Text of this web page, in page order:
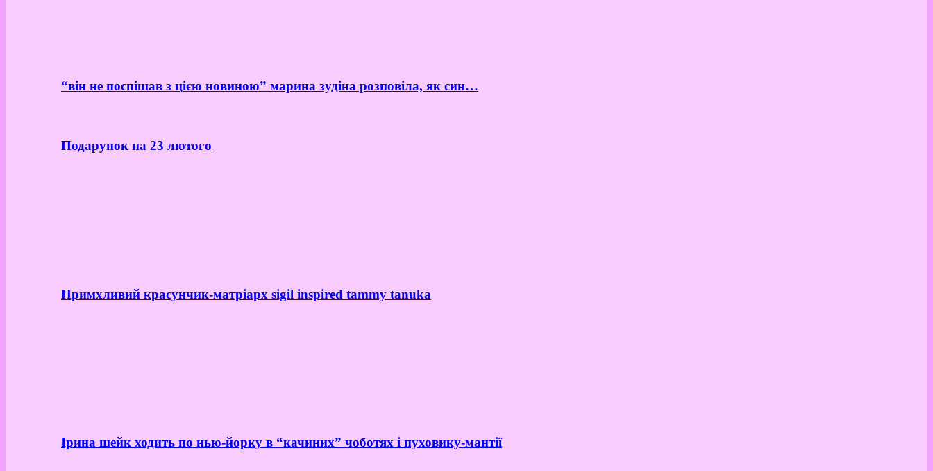
“він не поспішав з цією новиною” марина зудіна розповіла, як син…
Подарунок на 23 лютого
Примхливий красунчик-матріарх sigil inspired tammy tanuka
Ірина шейк ходить по нью-йорку в “качиних” чоботях і пуховику-мантії